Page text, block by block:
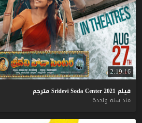
2:19:16
فيلم Sridevi Soda Center 2021
مترجم
منذ سنة واحدة